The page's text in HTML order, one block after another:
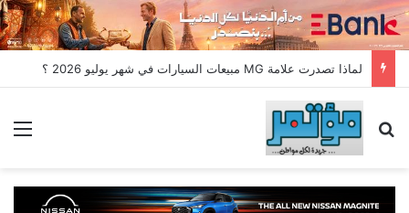
لماذا تصدرت علامة MG مبيعات السيارات في شهر يوليو 2026 ؟
بحث عن